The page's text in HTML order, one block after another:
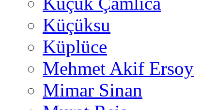
Küçüksu
Küplüce
Mehmet Akif Ersoy
Mimar Sinan